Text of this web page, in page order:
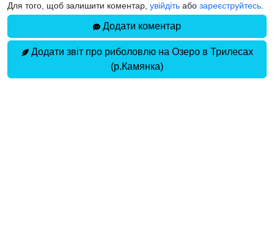
Для того, щоб залишити коментар, увійдіть або зареєструйтесь
Додати коментар
Додати звіт про риболовлю на Озеро в Трилесах
(р.Камянка)